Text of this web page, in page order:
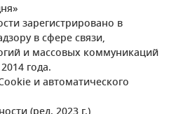
зарегистрировано в
в сфере связи,
и массовых коммуникаций
года.
и автоматического